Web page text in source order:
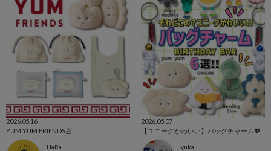
2026.05.16
YUM YUM FRIENDS🥟
HaRa
2026.05.07
【ユニークかわいい】バッグチャーム💖
yuka